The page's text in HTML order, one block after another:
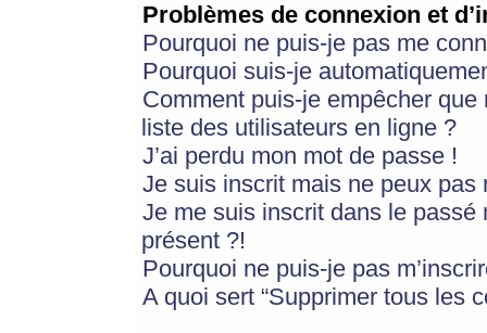
Problèmes de connexion et
Pourquoi ne puis-je pas me
Pourquoi suis-je
Comment puis-je empêcher
liste des utilisateurs en ligne ?
J’ai perdu mon mot de passe !
Je suis inscrit mais ne peux pas
Je me suis inscrit dans le
présent ?!
Pourquoi ne puis-je pas
A quoi sert “Supprimer tous les